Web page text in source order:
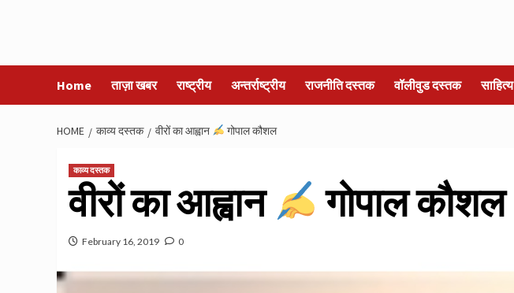
Home ताज़ा खबर राष्ट्रीय अन्तर्राष्ट्रीय राजनीति दस्तक वॉलीवुड दस्तक साहित्य
HOME काव्य दस्तक वीरों का आह्वान गोपाल कौशल
काव्य दस्तक
वीरों का आह्वान गोपाल कौशल
February 16, 2019 0